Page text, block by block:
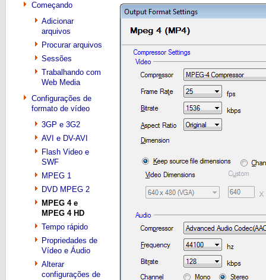
Começando
Adicionar
arquivos
Procurar arquivos
Sessões
Trabalhando com
Web Media
Configurações de
formato de vídeo
3GP e 3G2
AVI e DV-AVI
Flash Video e
SWF
MPEG 1
DVD MPEG 2
MPEG 4 e
MPEG 4 HD
Tempo rápido
Propriedades de
Vídeo e Áudio
Alterar
configurações de